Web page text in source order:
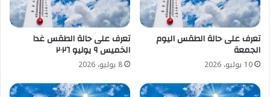
تعرف على حالة الطقس اليوم
الجمعة
10 يوليو، 2026
تعرف على حالة الطقس غدا
الخميس ٩ يوليو ٢٠٢٦
8 يوليو، 2026